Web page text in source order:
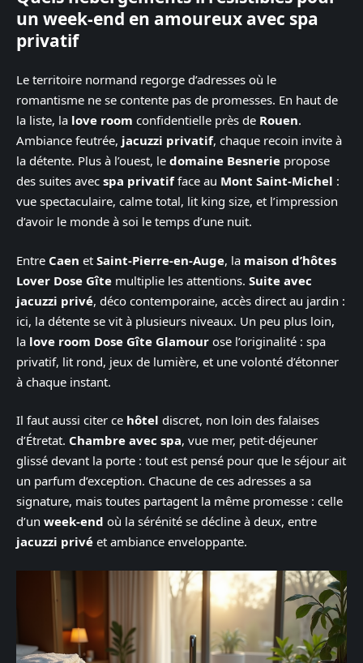
un week-end en amoureux avec spa
privatif
Le territoire normand regorge d’adresses où le
romantisme ne se contente pas de promesses. En haut de
la liste, la love room confidentielle près de Rouen.
Ambiance feutrée, jacuzzi privatif, chaque recoin invite à
la détente. Plus à l’ouest, le domaine Besnerie propose
des suites avec spa privatifface au Mont Saint-Michel :
vue spectaculaire, calme total, lit king size, et l’impression
d’avoir le monde à soi le temps d’une nuit.
Entre Caen et Saint-Pierre-en-Auge, la maison d’hôtes
Lover Dose Gîte multiplie les attentions. Suite avec
jacuzzi privé, déco contemporaine, accès direct au jardin :
ici, la détente se vit à plusieurs niveaux. Un peu plus loin,
la love room Dose Gîte Glamour ose l’originalité : spa
privatif, lit rond, jeux de lumière, et une volonté d’étonner
à chaque instant.
Il faut aussi citer ce hôtel discret, non loin des falaises
d’Étretat. Chambre avec spa, vue mer, petit-déjeuner
glissé devant la porte : tout est pensé pour que le séjour ait
un parfum d’exception. Chacune de ces adresses a sa
signature, mais toutes partagent la même promesse : celle
d’un week-end où la sérénité se décline à deux, entre
jacuzzi privé et ambiance enveloppante.